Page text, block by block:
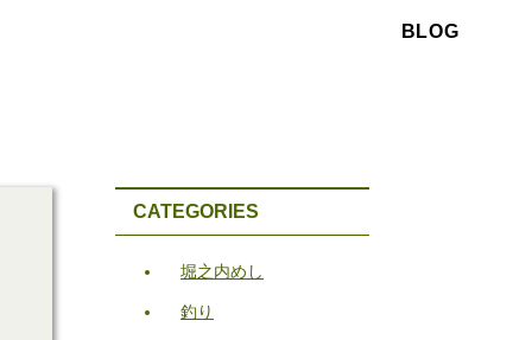
BLOG
CATEGORIES
堀之内めし
釣り